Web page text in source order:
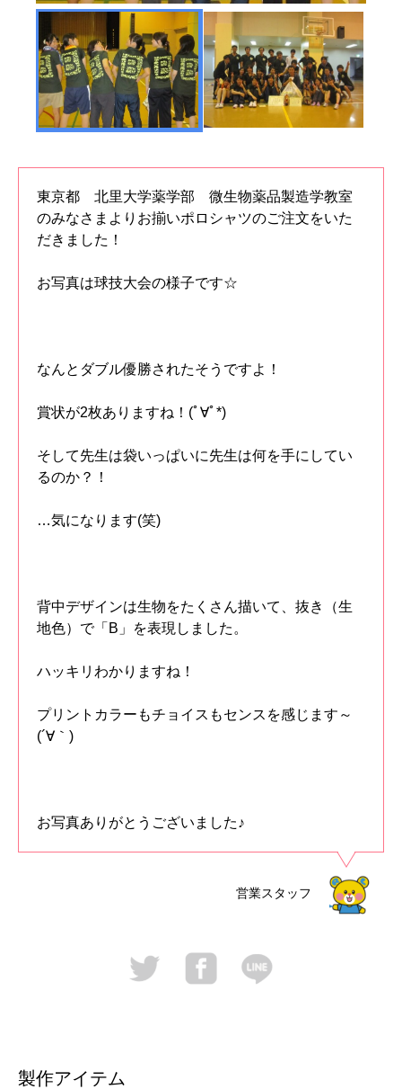
東京都 北里大学薬学部 微生物薬品製造学教室
のみなさまよりお揃いポロシャツのご注文をいた
だきました！
お写真は球技大会の様子です☆
なんとダブル優勝されたそうですよ！
賞状が2枚ありますね！(ﾟ∀ﾟ*)
そして先生は袋いっぱいに先生は何を手にしてい
るのか？！
…気になります(笑)
背中デザインは生物をたくさん描いて、抜き（生
地色）で「B」を表現しました。
ハッキリわかりますね！
プリントカラーもチョイスもセンスを感じます～
(´∀｀)
お写真ありがとうございました♪
営業スタッフ
製作アイテム